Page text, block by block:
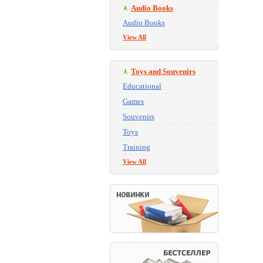
Audio Books
Audio Books
View All
Toys and Souvenirs
Educational
Games
Souvenirs
Toys
Training
View All